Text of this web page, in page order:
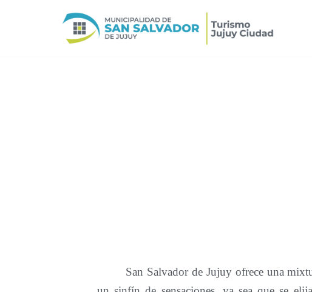
San Salvador de Jujuy ofrece una